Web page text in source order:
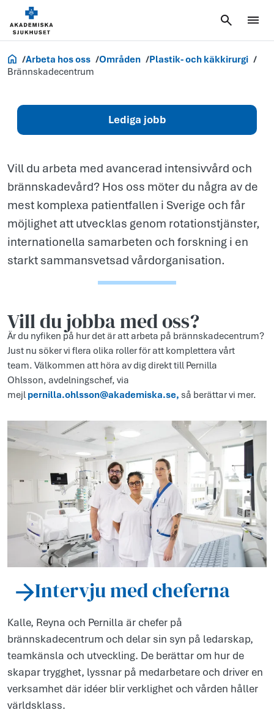
Jobb och utbildning
Arbeta hos oss Områden
Plastik- och käkkirurgi
Brännskadecentrum
Jobba på
Lediga jobb
Vill du arbeta med avancerad intensivvård och
brännskadevård? Hos oss möter du några av de
mest komplexa patientfallen i Sverige och får
möjlighet att utvecklas genom rotationstjänster,
internationella samarbeten och forskning i en
starkt sammansvetsad vårdorganisation.
Vill du jobba med oss?
Är du nyfiken på hur det är att arbeta på brännskadecentrum?
Just nu söker vi flera olika roller för att komplettera vårt
team. Välkommen att höra av dig direkt till Pernilla
Ohlsson, avdelningschef, via
mejl pernilla.ohlsson@akademiska.se, så berättar vi mer.
Intervju med cheferna
Kalle, Reyna och Pernilla är chefer på
brännskadecentrum och delar sin syn på ledarskap,
teamkänsla och utveckling. De berättar om hur de
skapar trygghet, lyssnar på medarbetare och driver en
verksamhet där idéer blir verklighet och vården håller
världsklass.